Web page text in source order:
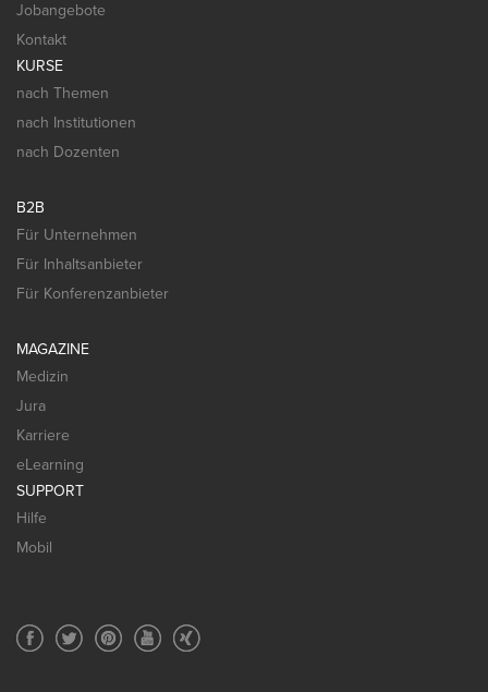
Jobangebote
Kontakt
KURSE
nach Themen
nach Institutionen
nach Dozenten
B2B
Für Unternehmen
Für Inhaltsanbieter
Für Konferenzanbieter
MAGAZINE
Medizin
Jura
Karriere
eLearning
SUPPORT
Hilfe
Mobil